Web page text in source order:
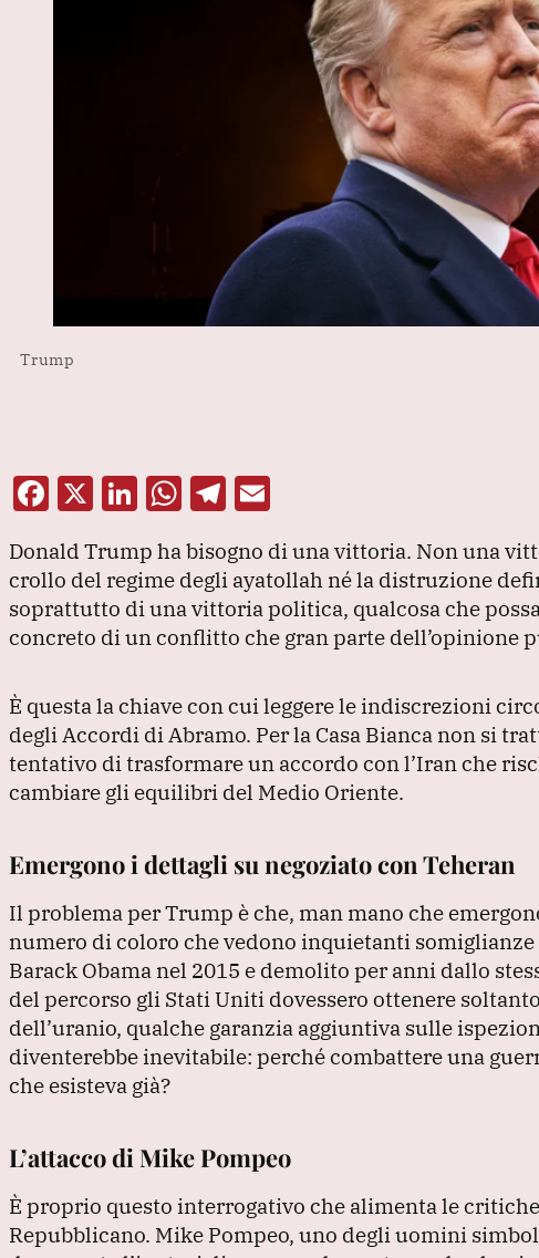
Trump
F
c
e
b
o
k
X Li
k
e
dI
W
at
s
A
p
T
e
gr
a
ai
l
Donald Trump ha bisogno di una vittoria. Non una
crollo del regime degli ayatollah né la distruzione
soprattutto di una vittoria politica, qualcosa che
concreto di un conflitto che gran parte dell’opinione
È questa la chiave con cui leggere le indiscrezioni
degli Accordi di Abramo. Per la Casa Bianca non si
tentativo di trasformare un accordo con l’Iran che
cambiare gli equilibri del Medio Oriente.
Emergono i dettagli su negoziato con Teheran
Il problema per Trump è che, man mano che
numero di coloro che vedono inquietanti
Barack Obama nel 2015 e demolito per anni dallo
del percorso gli Stati Uniti dovessero ottenere
dell’uranio, qualche garanzia aggiuntiva sulle
diventerebbe inevitabile: perché combattere una
che esisteva già?
L’attacco di Mike Pompeo
È proprio questo interrogativo che alimenta le
Repubblicano. Mike Pompeo, uno degli uomini